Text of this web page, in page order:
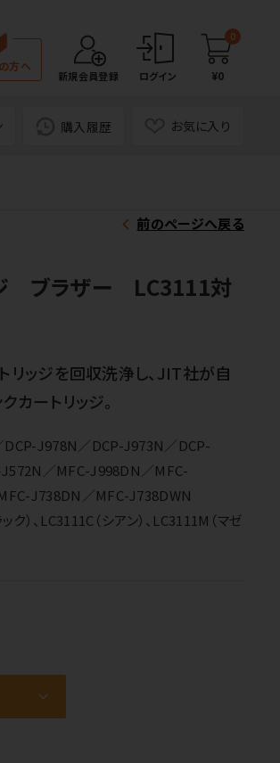
方へ
新規会員登録 ログイン
0
¥0
購入履歴 お気に入り
前のページへ戻る
ブラザー LC3111対
ッジを回収洗浄し、JIT社が自
カートリッジ。
DCP-J978N／DCP-J973N／DCP-
／MFC-J998DN／MFC-
J738DN／MFC-J738DWN
）、LC3111C（シアン）、LC3111M（マゼ